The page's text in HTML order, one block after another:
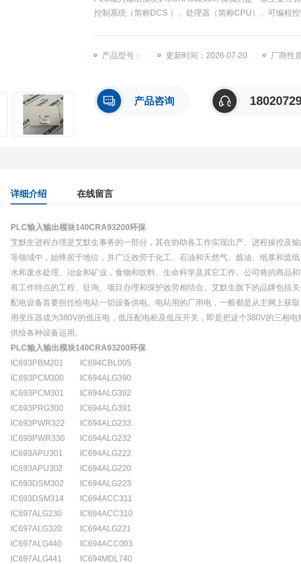
控制系统（简称DCS ）、处理器（简称CPU）、可编程
产品型号： 更新时间：2026-07-20 厂商性
产品咨询
详细介绍 在线留言
PLC输入输出模块140CRA93200环保
艾默生进程办理是艾默生事务的一部分，其在协助各工作实现出产、进程操控及
等领域中，始终居于地位，并广泛效劳于化工、石油和天然气、炼油、纸浆和造纸
水和废水处理、冶金和矿业，食物和饮料、生命科学及其它工作。公司将的商品
有工作特点的工程、征询、项目办理和保护效劳相结合。艾默生旗下的品牌包括关
配电设备首要担任给电站一切设备供电。电站用的厂用电，一般都是从主网上获
用变压器成为380V的低压电，低压配电柜及低压开关，即是把这个380V的三相电
供给各种设备运用。
PLC输入输出模块140CRA93200环保
IC693PBM201
IC694CBL005
IC693PCM300
IC694ALG390
IC693PCM301
IC694ALG392
IC693PRG300
IC694ALG391
IC693PWR322
IC694ALG233
IC693PWR330
IC694ALG232
IC693APU301
IC694ALG222
IC693APU302
IC694ALG220
IC693DSM302
IC694ALG223
IC693DSM314
IC694ACC311
IC697ALG230
IC694ACC310
IC697ALG320
IC694ALG221
IC697ALG440
IC694ACC003
IC697ALG441
IC694MDL740